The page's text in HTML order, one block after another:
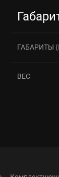
ГАБАРИТЫ
ВЕС